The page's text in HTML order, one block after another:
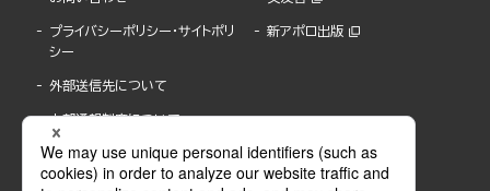
プライバシーポリシー・サイトポリ
シー
外部送信先について
内部通報制度について
新アポロ出版